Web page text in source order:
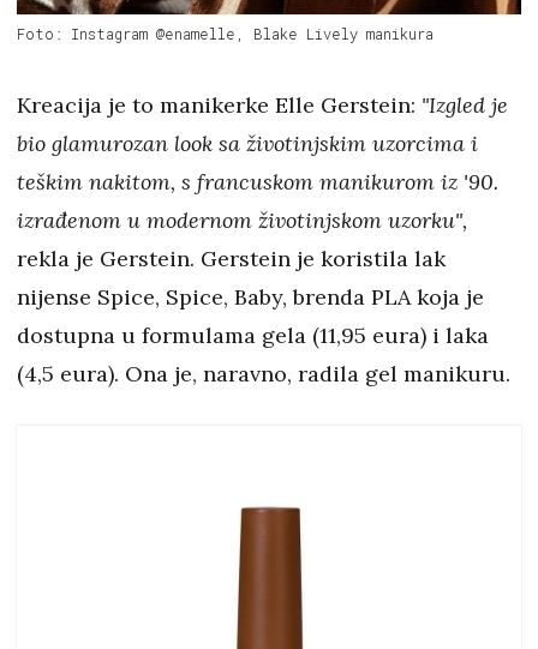
Foto: Instagram @enamelle, Blake Lively manikura
Kreacija je to manikerke Elle Gerstein: "Izgled je
bio glamurozan look sa životinjskim uzorcima i
teškim nakitom, s francuskom manikurom iz '90.
izrađenom u modernom životinjskom uzorku",
rekla je Gerstein. Gerstein je koristila lak
nijense Spice, Spice, Baby, brenda PLA koja je
dostupna u formulama gela (11,95 eura) i laka
(4,5 eura). Ona je, naravno, radila gel manikuru.